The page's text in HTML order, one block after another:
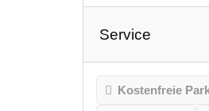
Service
Kostenfreie